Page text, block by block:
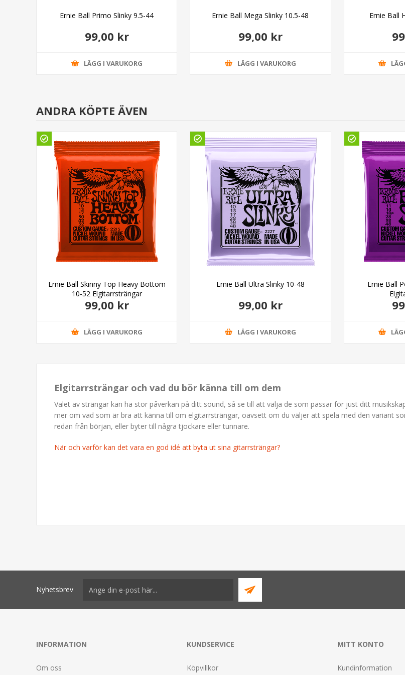
Ernie Ball Primo Slinky 9.5-44
99,00 kr
LÄGG I VARUKORG
Ernie Ball Mega Slinky 10.5-48
99,00 kr
LÄGG I VARUKORG
Ernie Ball
ANDRA KÖPTE ÄVEN
Ernie Ball Skinny Top Heavy Bottom
10-52 Elgitarrsträngar
99,00 kr
LÄGG I VARUKORG
Ernie Ball Ultra Slinky 10-48
99,00 kr
LÄGG I VARUKORG
Ernie Ball
Elgitarrsträngar och vad du bör känna till om dem
Valet av strängar kan ha stor påverkan på ditt sound, så se till att välja de som passar för just ditt
mer om vad som är bra att känna till om elgitarrsträngar, oavsett om du väljer att spela med den variant
redan från början, eller byter till några tjockare eller tunnare.
När och varför kan det vara en god idé att byta ut sina gitarrsträngar?
Nyhetsbrev
INFORMATION
Om oss
KUNDSERVICE
Köpvillkor
MITT KONTO
Kundinformation